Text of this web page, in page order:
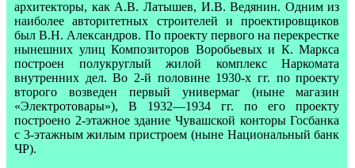
архитекторы, как А.В. Латышев, И.В. Ведянин. Одним из
наиболее авторитетных строителей и проектировщиков
был В.Н. Александров. По проекту первого на перекрестке
нынешних улиц Композиторов Воробьевых и К. Маркса
построен полукруглый жилой комплекс Наркомата
внутренних дел. Во 2-й половине 1930-х гг. по проекту
второго возведен первый универмаг (ныне магазин
«Электротовары»), В 1932—1934 гг. по его проекту
построено 2-этажное здание Чувашской конторы Госбанка
с 3-этажным жилым пристроем (ныне Национальный банк
ЧР).